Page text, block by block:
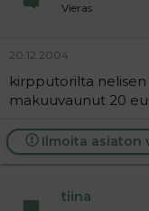
Vieras
20.12.2004
kirpputorilta
makuuvaunut 20
Ilmoita asiaton
tiina